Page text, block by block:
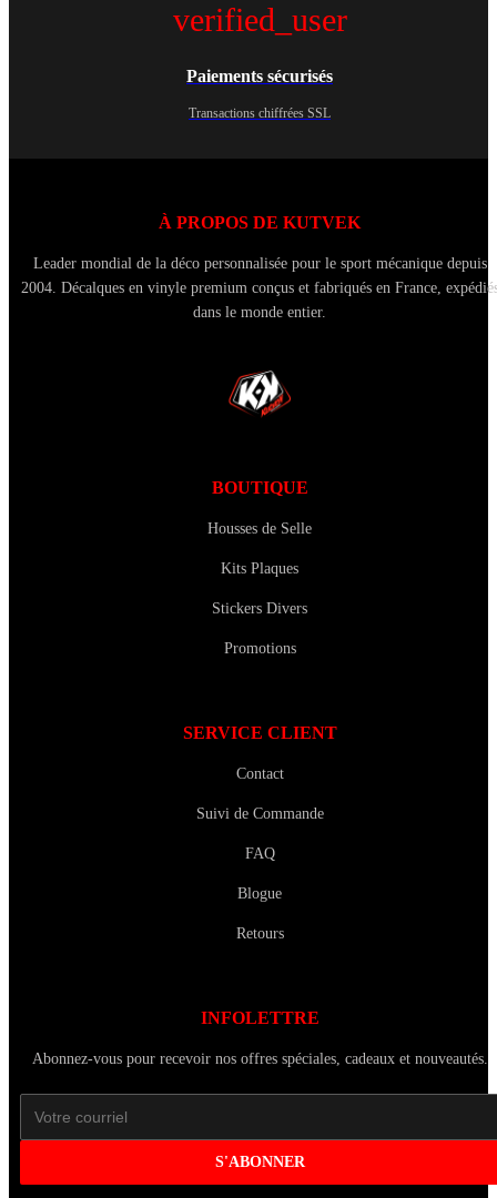
verified_user
Paiements sécurisés
Transactions chiffrées SSL
À PROPOS DE KUTVEK
Leader mondial de la déco personnalisée pour le sport mécanique depuis
2004. Décalques en vinyle premium conçus et fabriqués en France,
dans le monde entier.
BOUTIQUE
Housses de Selle
Kits Plaques
Stickers Divers
Promotions
SERVICE CLIENT
Contact
Suivi de Commande
FAQ
Blogue
Retours
INFOLETTRE
Abonnez-vous pour recevoir nos offres spéciales, cadeaux et nouveautés.
S'ABONNER